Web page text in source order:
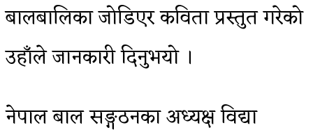
बालबालिका जोडिएर कविता प्रस्तुत गरेको
उहाँले जानकारी दिनुभयो ।
नेपाल बाल सङ्गठनका अध्यक्ष विद्या